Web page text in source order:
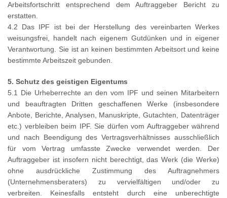
Arbeitsfortschritt entsprechend dem Auftraggeber Bericht zu
erstatten.
4.2 Das IPF ist bei der Herstellung des vereinbarten Werkes
weisungsfrei, handelt nach eigenem Gutdünken und in eigener
Verantwortung. Sie ist an keinen bestimmten Arbeitsort und keine
bestimmte Arbeitszeit gebunden.
5. Schutz des geistigen Eigentums
5.1 Die Urheberrechte an den vom IPF und seinen Mitarbeitern
und beauftragten Dritten geschaffenen Werke (insbesondere
Anbote, Berichte, Analysen, Manuskripte, Gutachten, Datenträger
etc.) verbleiben beim IPF. Sie dürfen vom Auftraggeber während
und nach Beendigung des Vertragsverhältnisses ausschließlich
für vom Vertrag umfasste Zwecke verwendet werden. Der
Auftraggeber ist insofern nicht berechtigt, das Werk (die Werke)
ohne ausdrückliche Zustimmung des Auftragnehmers
(Unternehmensberaters) zu vervielfältigen und/oder zu
verbreiten. Keinesfalls entsteht durch eine unberechtigte